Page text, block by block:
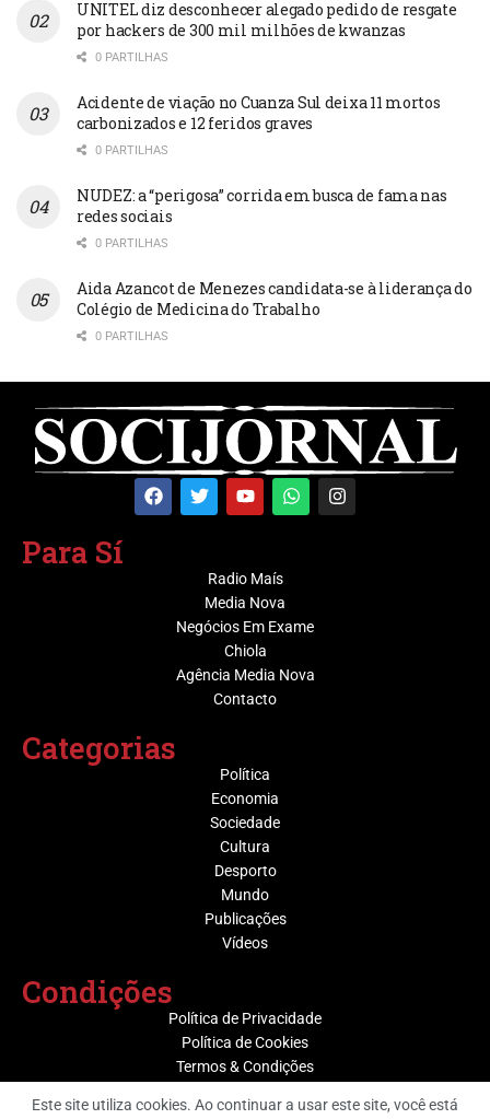
UNITEL diz desconhecer alegado pedido de resgate
por hackers de 300 mil milhões de kwanzas
0 PARTILHAS
Acidente de viação no Cuanza Sul deixa 11 mortos
carbonizados e 12 feridos graves
0 PARTILHAS
NUDEZ: a “perigosa” corrida em busca de fama nas
redes sociais
0 PARTILHAS
Aida Azancot de Menezes candidata-se à liderança do
Colégio de Medicina do Trabalho
0 PARTILHAS
Para Sí
Radio Maís
Media Nova
Negócios Em Exame
Chiola
Agência Media Nova
Contacto
Categorias
Política
Economia
Sociedade
Cultura
Desporto
Mundo
Publicações
Vídeos
Condições
Política de Privacidade
Política de Cookies
Termos & Condições
Este site utiliza cookies. Ao continuar a usar este site, você está